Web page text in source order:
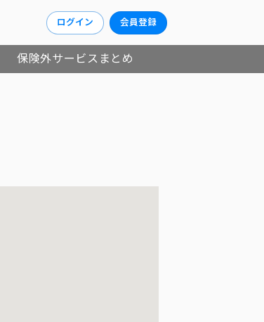
ログイン 会員登録
保険外サービスまとめ